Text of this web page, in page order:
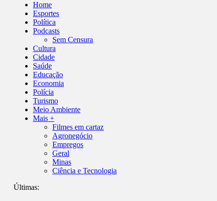
Home
Esportes
Política
Podcasts
Sem Censura
Cultura
Cidade
Saúde
Educação
Economia
Polícia
Turismo
Meio Ambiente
Mais +
Filmes em cartaz
Agronegócio
Empregos
Geral
Minas
Ciência e Tecnologia
Últimas: